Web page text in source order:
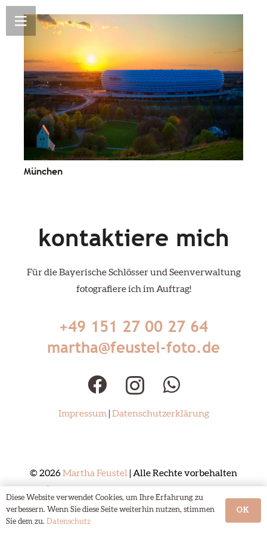
München
kontaktiere mich
Für die Bayerische Schlösser und Seenverwaltung
fotografiere ich im Auftrag!
+49 151 27 00 27 64
martha@feustel-foto.de
Impressum Datenschutzerklärung
© 2026Martha Feustel
| Alle Rechte vorbehalten
Diese Website verwendet Cookies, um Ihre Erfahrung zu
verbessern. Wenn Sie diese Seite weiterhin nutzen, stimmen
Sie dem zu. Datenschutz
OK